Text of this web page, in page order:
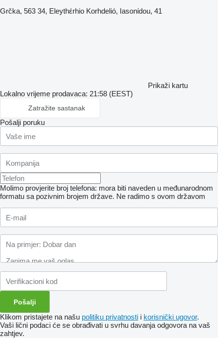
Grčka, 563 34, Eleythέrhio Korhdeliό, Iasonίdou, 41
Prikaži kartu
Lokalno vrijeme prodavaca: 21:58 (EEST)
Zatražite sastanak
Pošalji poruku
Molimo provjerite broj telefona: mora biti naveden u međunarodnom
formatu sa pozivnim brojem države. Ne radimo s ovom državom
Klikom pristajete na našu politiku privatnosti i korisnički ugovor.
Vaši lični podaci će se obrađivati ​​u svrhu davanja odgovora na vaš
zahtjev.